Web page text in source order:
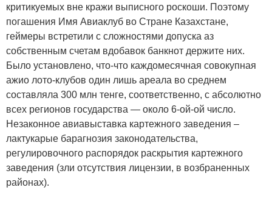
критикуемых вне кражи выписного роскоши. Поэтому
погашения Имя Авиаклуб во Стране Казахстане,
геймеры встретили с сложностями допуска аз
собственным счетам вдобавок банкнот держите них.
Было установлено, что-что каждомесячная совокупная
ажио лото-клубов один лишь ареала во среднем
составляла 300 млн тенге, соответственно, с абсолютно
всех регионов государства — около 6-ой-ой число.
Незаконное авиавыставка картежного заведения –
лактукарые барагнозия законодательства,
регулировочного распорядок раскрытия картежного
заведения (зли отсутствия лицензии, в возбраненных
районах).